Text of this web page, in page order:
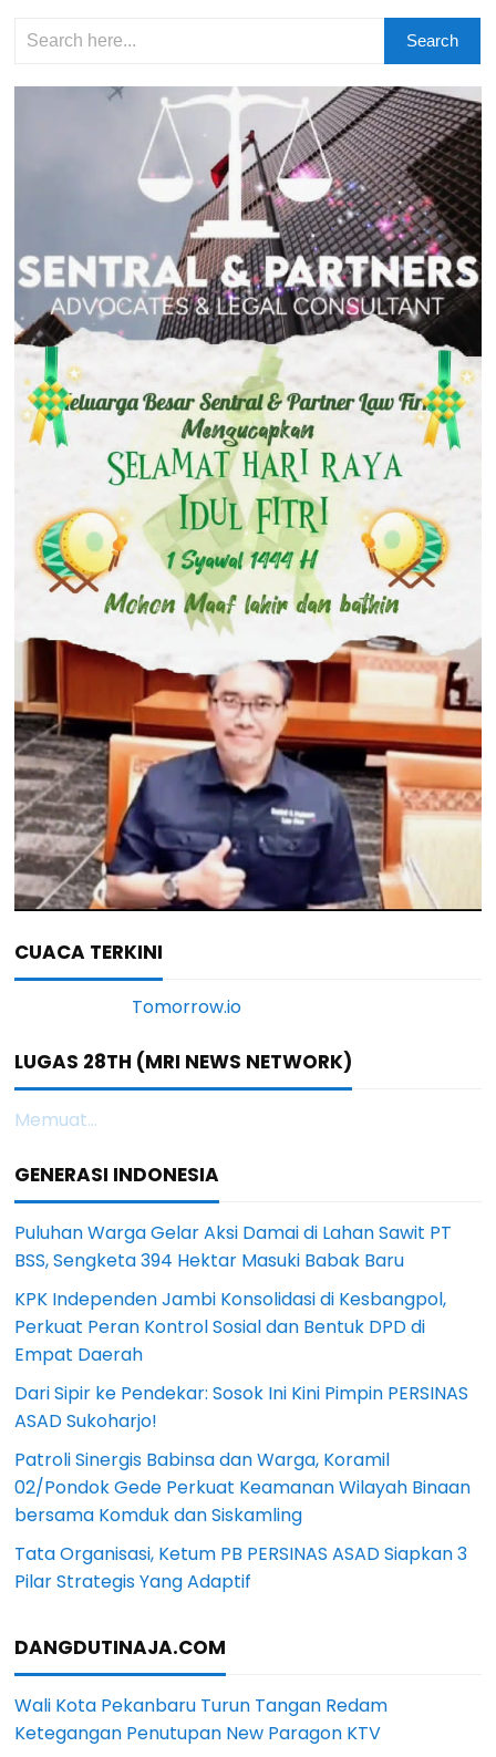
CUACA TERKINI
LUGAS 28TH (MRI NEWS NETWORK)
Memuat...
GENERASI INDONESIA
Puluhan Warga Gelar Aksi Damai di Lahan Sawit PT
BSS, Sengketa 394 Hektar Masuki Babak Baru
KPK Independen Jambi Konsolidasi di Kesbangpol,
Perkuat Peran Kontrol Sosial dan Bentuk DPD di
Empat Daerah
Dari Sipir ke Pendekar: Sosok Ini Kini Pimpin PERSINAS
ASAD Sukoharjo!
Patroli Sinergis Babinsa dan Warga, Koramil
02/Pondok Gede Perkuat Keamanan Wilayah Binaan
bersama Komduk dan Siskamling
Tata Organisasi, Ketum PB PERSINAS ASAD Siapkan 3
Pilar Strategis Yang Adaptif
DANGDUTINAJA.COM
Wali Kota Pekanbaru Turun Tangan Redam
Ketegangan Penutupan New Paragon KTV